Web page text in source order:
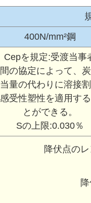
400N/mm²鋼
Cepを規定:受渡当事
間の協定によって、
当量の代わりに溶接
感受性塑性を適用す
とができる。
Sの上限:0.030％
降伏点の